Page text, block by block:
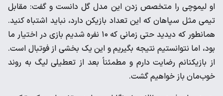
او لیموچی را متخصص زدن این مدل گل‌ دانست و گفت: مقابل
تیمی مثل سپاهان که این تعداد بازیکن دارد، نباید اشتباه کنید.
همانطور که دیدید حتی زمانی که ۱۰ نفره شدیم بازی در اختیار ما
بود، اما نتوانستیم نتیجه بگیریم و این یک بخشی از فوتبال است.
از بازیکنانم رضایت دارم و مطمئناً بعد از تعطیلی لیگ به روند
خوب‌مان باز خواهیم گشت.